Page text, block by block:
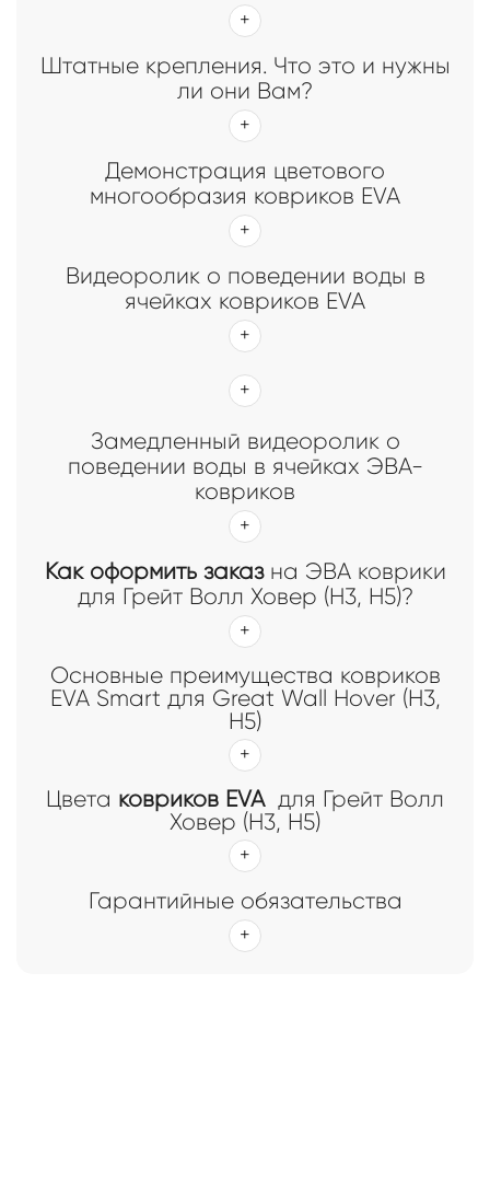
Штатные крепления. Что это и нужны
ли они Вам?
Демонстрация цветового
многообразия ковриков EVA
Видеоролик о поведении воды в
ячейках ковриков EVA
Замедленный видеоролик о
поведении воды в ячейках ЭВА-
ковриков
Как оформить заказна ЭВА коврики
для Грейт Волл Ховер (Н3, Н5)?
Основные преимущества ковриков
EVA Smart для Great Wall Hover (H3,
H5)
Цвета ковриков EVAдля Грейт Волл
Ховер (Н3, Н5)
Гарантийные обязательства